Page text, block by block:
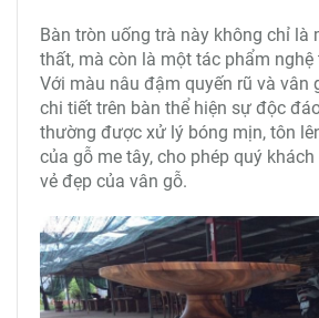
Bàn tròn uống trà này không chỉ là
thất, mà còn là một tác phẩm
Với màu nâu đậm quyến rũ và vân
chi tiết trên bàn thể hiện sự độc
thường được xử lý bóng mịn, tôn
của gỗ me tây, cho phép quý
vẻ đẹp của vân gỗ.